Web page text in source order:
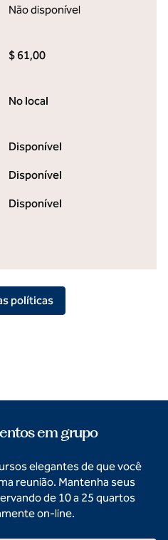
Não disponível
$ 61,00
No local
Disponível
Disponível
Disponível
políticas
em grupo
elegantes de que você
reunião. Mantenha seus
de 10 a 25 quartos
on-line.